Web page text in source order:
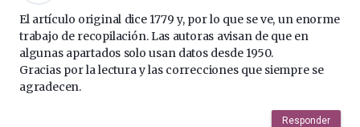
El artículo original dice 1779 y, por lo que se ve, un enorme
trabajo de recopilación. Las autoras avisan de que en
algunas apartados solo usan datos desde 1950.
Gracias por la lectura y las correcciones que siempre se
agradecen.
Responder